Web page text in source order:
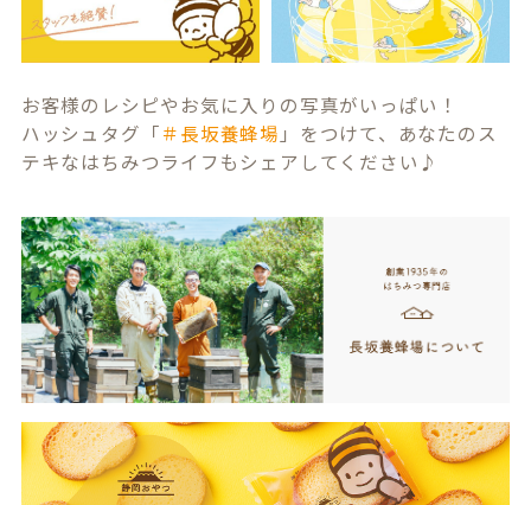
お客様のレシピやお気に入りの写真がいっぱい！
ハッシュタグ「＃長坂養蜂場 」をつけて、あなたのス
テキなはちみつライフもシェアしてください♪